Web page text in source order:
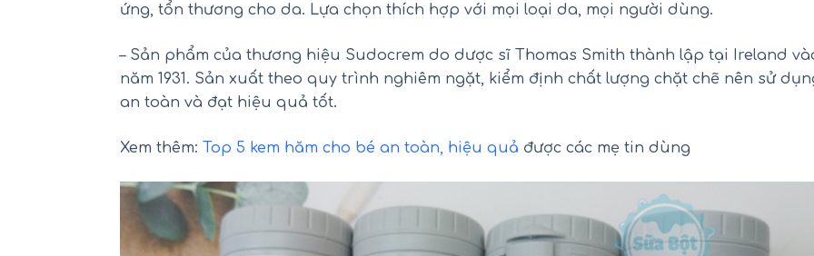
ứng, tổn thương cho da. Lựa chọn thích hợp với mọi loại da, mọi người dùng.
– Sản phẩm của thương hiệu Sudocrem do dược sĩ Thomas Smith thành lập tại Ireland
năm 1931. Sản xuất theo quy trình nghiêm ngặt, kiểm định chất lượng chặt chẽ nên sử
an toàn và đạt hiệu quả tốt.
Xem thêm: Top 5 kem hăm cho bé an toàn, hiệu quả được các mẹ tin dùng
Muối hồng Kirkland Pink Salt Fine
Grain của Mỹ hũ 2.27kg
550.000 ₫
450.000 ₫
Siro Tylenol cho bé 2-11
Children’s Tylenol Pain+Fever
120ml
390.000 ₫
290.000₫